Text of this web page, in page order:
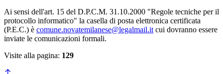
Ai sensi dell'art. 15 del D.P.C.M. 31.10.2000 "Regole tecniche per il
protocollo informatico" la casella di posta elettronica certificata
(P.E.C.) è comune.novatemilanese@legalmail.it cui dovranno essere
inviate le comunicazioni formali.
Visite alla pagina: 129